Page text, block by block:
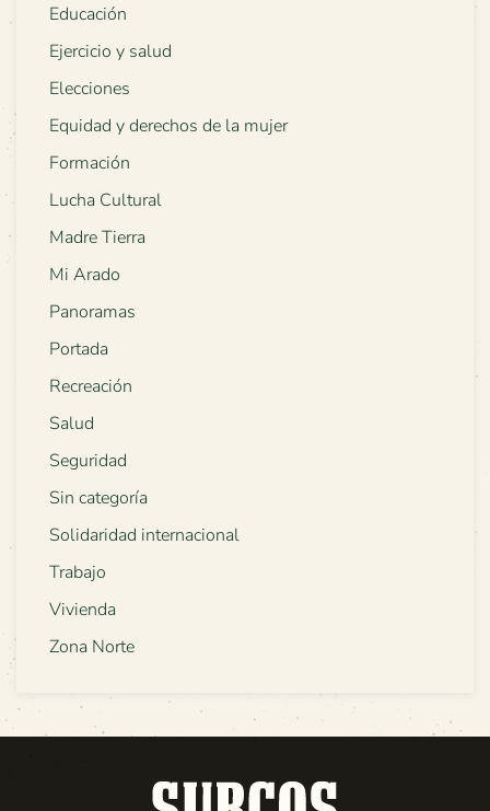
Educación
Ejercicio y salud
Elecciones
Equidad y derechos de la mujer
Formación
Lucha Cultural
Madre Tierra
Mi Arado
Panoramas
Portada
Recreación
Salud
Seguridad
Sin categoría
Solidaridad internacional
Trabajo
Vivienda
Zona Norte